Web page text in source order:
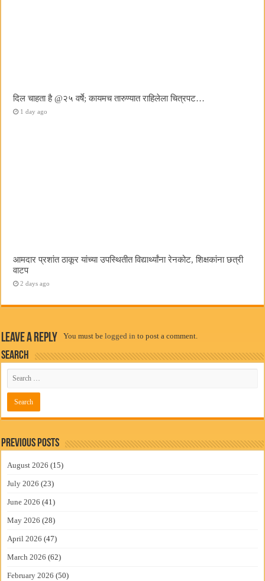
दिल चाहता है @२५ वर्षे; कायमच तारुण्यात राहिलेला चित्रपट…
1 day ago
आमदार प्रशांत ठाकूर यांच्या उपस्थितीत विद्यार्थ्यांना रेनकोट, शिक्षकांना छत्री
वाटप
2 days ago
Leave a Reply You must belogged in to post a comment.
Search
Previous Posts
August 2026 (15)
July 2026 (23)
June 2026 (41)
May 2026 (28)
April 2026 (47)
March 2026 (62)
February 2026 (50)